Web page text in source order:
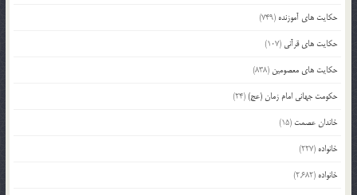
حکایت های آموزنده (749)
حکایت های قرآنی (107)
حکایت های معصومین (838)
حکومت جهانی امام زمان (عج)(24)
خاندان عصمت (15)
خانواده (227)
خانواده (2,682)